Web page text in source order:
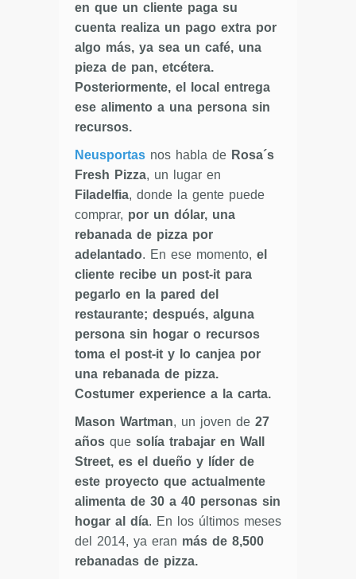
en que un cliente paga su
cuenta realiza un pago extra por
algo más, ya sea un café, una
pieza de pan, etcétera.
Posteriormente, el local entrega
ese alimento a una persona sin
recursos.
Neusportas nos habla de Rosa´s
Fresh Pizza, un lugar en
Filadelfia, donde la gente puede
comprar, por un dólar, una
rebanada de pizza por
adelantado. En ese momento, el
cliente recibe un post-it para
pegarlo en la pared del
restaurante; después, alguna
persona sin hogar o recursos
toma el post-it y lo canjea por
una rebanada de pizza.
Costumer experience a la carta.
Mason Wartman, un joven de 27
años que solía trabajar en Wall
Street, es el dueño y líder de
este proyecto que actualmente
alimenta de 30 a 40 personas sin
hogar al día. En los últimos meses
del 2014, ya eran más de 8,500
rebanadas de pizza.